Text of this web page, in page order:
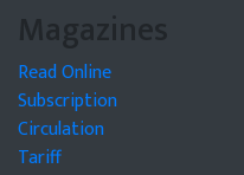
Magazines
Read Online
Subscription
Circulation
Tariff